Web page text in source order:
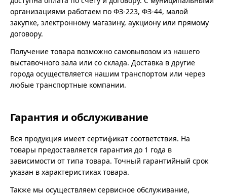
организациями работаем по ФЗ-223, ФЗ-44, малой
закупке, электронному магазину, аукциону или прямому
договору.
Получение товара возможно самовывозом из нашего
выставочного зала или со склада. Доставка в другие
города осуществляется нашим транспортом или через
любые транспортные компании.
Гарантия и обслуживание
Вся продукция имеет сертификат соответствия. На
товары предоставляется гарантия до 1 года в
зависимости от типа товара. Точный гарантийный срок
указан в характеристиках товара.
Также мы осуществляем сервисное обслуживание,